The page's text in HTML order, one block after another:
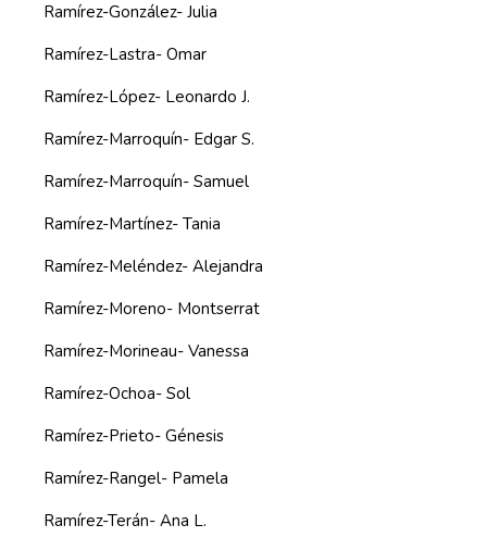
Ramírez-González- Julia
Ramírez-Lastra- Omar
Ramírez-López- Leonardo J.
Ramírez-Marroquín- Edgar S.
Ramírez-Marroquín- Samuel
Ramírez-Martínez- Tania
Ramírez-Meléndez- Alejandra
Ramírez-Moreno- Montserrat
Ramírez-Morineau- Vanessa
Ramírez-Ochoa- Sol
Ramírez-Prieto- Génesis
Ramírez-Rangel- Pamela
Ramírez-Terán- Ana L.